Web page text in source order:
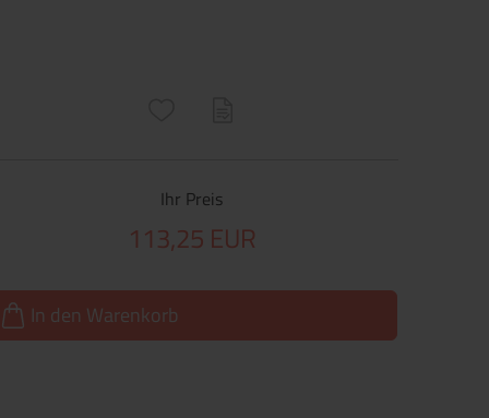
Ihr Preis
113,25 EUR
In den Warenkorb